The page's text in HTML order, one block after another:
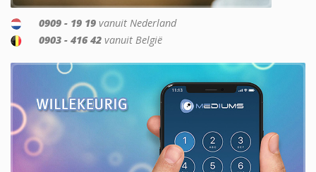
0909 - 19 19 vanuit Nederland
0903 - 416 42 vanuit België